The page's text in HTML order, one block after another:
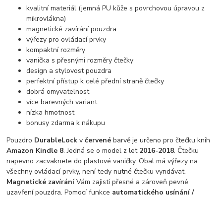
kvalitní materiál (jemná PU kůže s povrchovou úpravou z
mikrovlákna)
magnetické zavírání pouzdra
výřezy pro ovládací prvky
kompaktní rozměry
vanička s přesnými rozměry čtečky
design a stylovost pouzdra
perfektní přístup k celé přední straně čtečky
dobrá omyvatelnost
více barevných variant
nízka hmotnost
bonusy zdarma k nákupu
Pouzdro DurableLock včervenébarvě je určeno pro čtečku knih
Amazon Kindle 8. Jedná se o model z let 2016-2018. Čtečku
napevno zacvaknete do plastové vaničky. Obal má výřezy na
všechny ovládací prvky, není tedy nutné čtečku vyndávat.
Magnetické zavíráníVám zajistí přesné a zároveň pevné
uzavření pouzdra. Pomocí funkce automatického usínání /